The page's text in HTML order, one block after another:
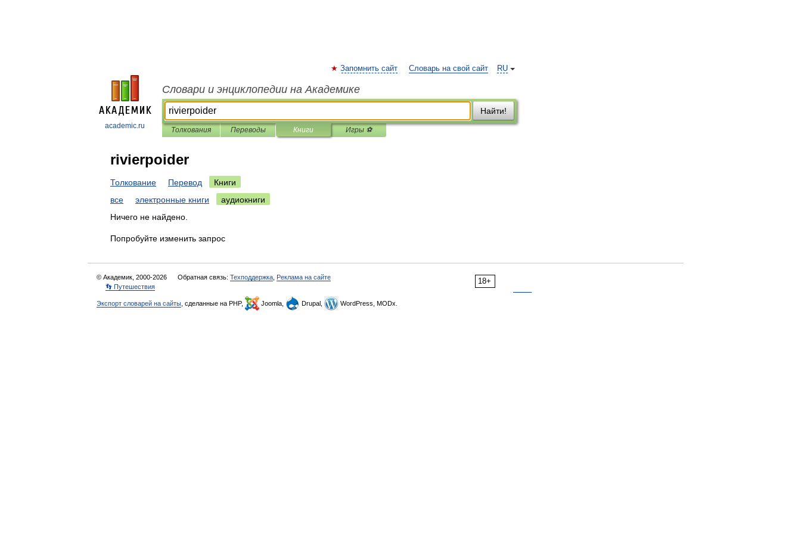
academic.ru
RU
Запомнить сайт Словарь на свой сайт
Словари и энциклопедии на Академике
Найти!
Толкования Переводы Книги Игры ⚽
rivierpoider
Толкование Перевод
Книги
все
электронные книги
аудиокниги
Ничего не найдено.
Попробуйте изменить запрос
18+
© Академик, 2000-2026 Обратная связь: Техподдержка Реклама на сайте
👣 Путешествия
Экспорт словарей на сайты , сделанные на PHP, Joomla, Drupal, WordPress, MODx.